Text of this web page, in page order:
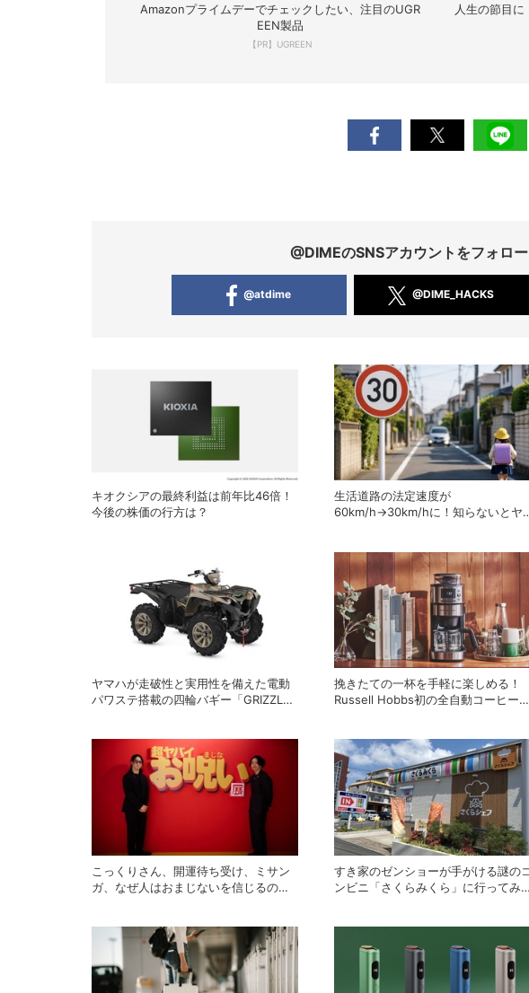
Amazonプライムデーでチェックしたい、注目のUGR
EEN製品
【PR】UGREEN
人生の節目
@DIMEのSNSアカウントをフォロー
@atdime @DIME_HACKS
キオクシアの最終利益は前年比46倍！
今後の株価の行方は？
生活道路の法定速度が
60km/h→30km/hに！知らないとヤ
ヤマハが走破性と実用性を備えた電動
パワステ搭載の四輪バギー「GRIZZLY
挽きたての一杯を手軽に楽しめる！
Russell Hobbs初の全自動コーヒーメ
こっくりさん、開運待ち受け、ミサン
ガ、なぜ人はおまじないを信じるの
すき家のゼンショーが手がける謎の
ンビニ「さくらみくら」に行ってみて